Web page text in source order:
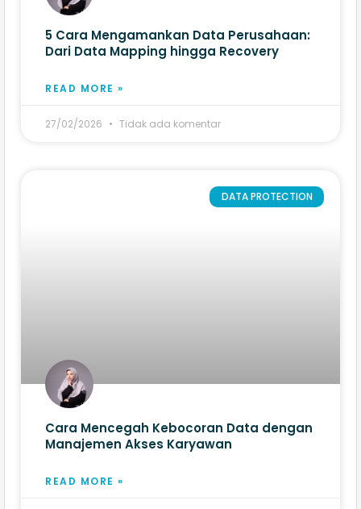
5 Cara Mengamankan Data Perusahaan:
Dari Data Mapping hingga Recovery
READ MORE »
27/02/2026 Tidak ada komentar
DATA PROTECTION
Cara Mencegah Kebocoran Data dengan
Manajemen Akses Karyawan
READ MORE »